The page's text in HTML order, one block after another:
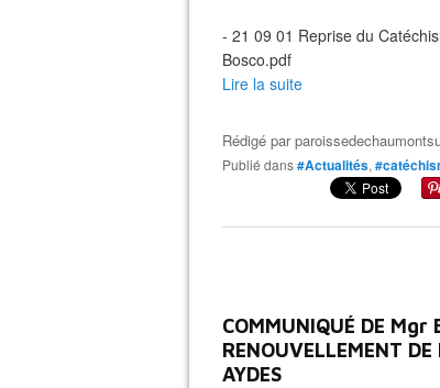
- 21 09 01 Reprise du
Bosco.pdf
Lire la suite
Rédigé par
Publié dans#Actualités,
COMMUNIQUÉ DE Mgr
RENOUVELLEMENT DE
AYDES